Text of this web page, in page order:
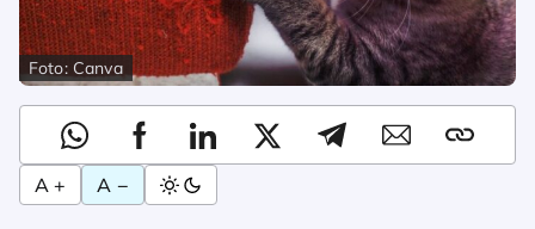
Foto: Canva
A + A −